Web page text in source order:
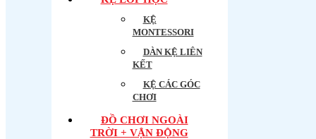
KỆ
MONTESSORI
DÀN KỆ LIÊN
KẾT
KỆ CÁC GÓC
CHƠI
ĐỒ CHƠI NGOÀI
TRỜI + VẬN ĐỘNG